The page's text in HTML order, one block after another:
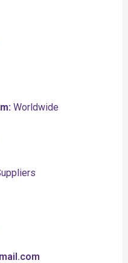
Worldwide